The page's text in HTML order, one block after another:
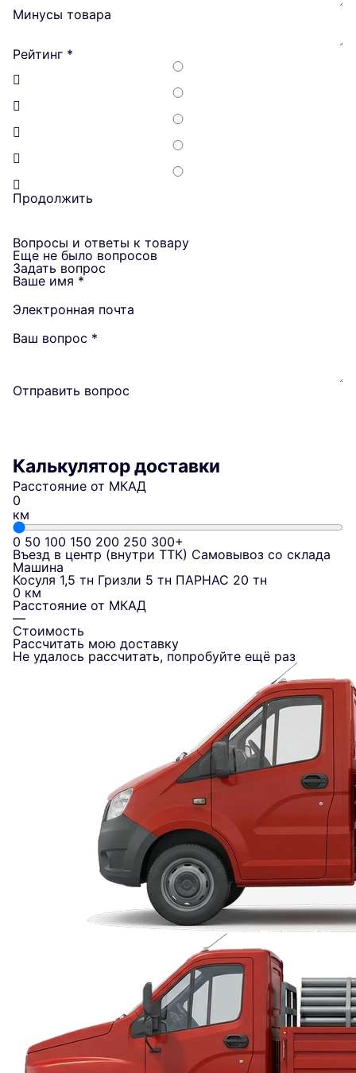
Минусы товара
Рейтинг *
Продолжить
Вопросы и ответы к товару
Еще не было вопросов
Задать вопрос
Ваше имя *
Электронная почта
Ваш вопрос *
Отправить вопрос
Калькулятор доставки
Расстояние от МКАД
км
0 50 100 150 200 250 300+
Въезд в центр (внутри ТТК) Самовывоз со склада
Машина
Косуля 1,5 тн Гризли 5 тн ПАРНАС 20 тн
0 км
Расстояние от МКАД
—
Стоимость
Рассчитать мою доставку
Не удалось рассчитать, попробуйте ещё раз